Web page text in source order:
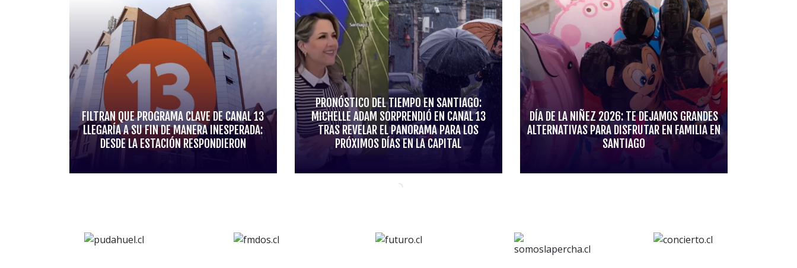
FILTRAN QUE PROGRAMA CLAVE DE CANAL 13
LLEGARÍA A SU FIN DE MANERA INESPERADA:
DESDE LA ESTACIÓN RESPONDIERON
PRONÓSTICO DEL TIEMPO EN SANTIAGO:
MICHELLE ADAM SORPRENDIÓ EN CANAL 13
TRAS REVELAR EL PANORAMA PARA LOS
PRÓXIMOS DÍAS EN LA CAPITAL
DÍA DE LA NIÑEZ 2026: TE DEJAMOS GRANDES
ALTERNATIVAS PARA DISFRUTAR EN FAMILIA EN
SANTIAGO